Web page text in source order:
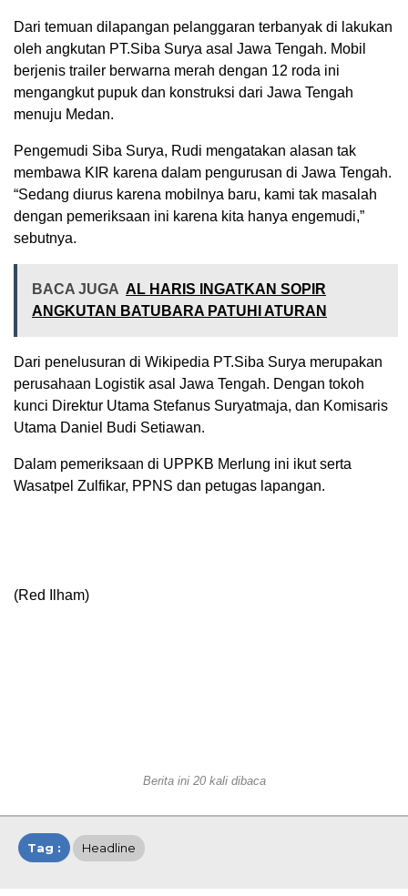
Dari temuan dilapangan pelanggaran terbanyak di lakukan
oleh angkutan PT.Siba Surya asal Jawa Tengah. Mobil
berjenis trailer berwarna merah dengan 12 roda ini
mengangkut pupuk dan konstruksi dari Jawa Tengah
menuju Medan.
Pengemudi Siba Surya, Rudi mengatakan alasan tak
membawa KIR karena dalam pengurusan di Jawa Tengah.
“Sedang diurus karena mobilnya baru, kami tak masalah
dengan pemeriksaan ini karena kita hanya engemudi,”
sebutnya.
BACA JUGA AL HARIS INGATKAN SOPIR
ANGKUTAN BATUBARA PATUHI ATURAN
Dari penelusuran di Wikipedia PT.Siba Surya merupakan
perusahaan Logistik asal Jawa Tengah. Dengan tokoh
kunci Direktur Utama Stefanus Suryatmaja, dan Komisaris
Utama Daniel Budi Setiawan.
Dalam pemeriksaan di UPPKB Merlung ini ikut serta
Wasatpel Zulfikar, PPNS dan petugas lapangan.
(Red Ilham)
Berita ini 20 kali dibaca
Tag : Headline